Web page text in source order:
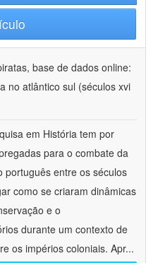
base de dados online:
no atlântico sul (séculos xvi
em História tem por
para o combate da
português entre os séculos
como se criaram dinâmicas
e o
durante um contexto de
os impérios coloniais. Apr...